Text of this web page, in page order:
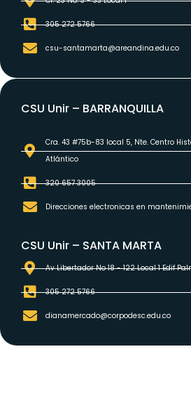
305 272 5766
csu-santamarta@areandina.edu.co
CSU Unir – BARRANQUILLA
Cra. 43 #75b-83 local 5, Nte. Centro
Atlántico
320 657 3005
Direcciones electronicas en
CSU Unir – SANTA MARTA
Av Libertador No 18 - 122 Local 1 Edif
305 272 5766
dianamercado@corpodesc.edu.co